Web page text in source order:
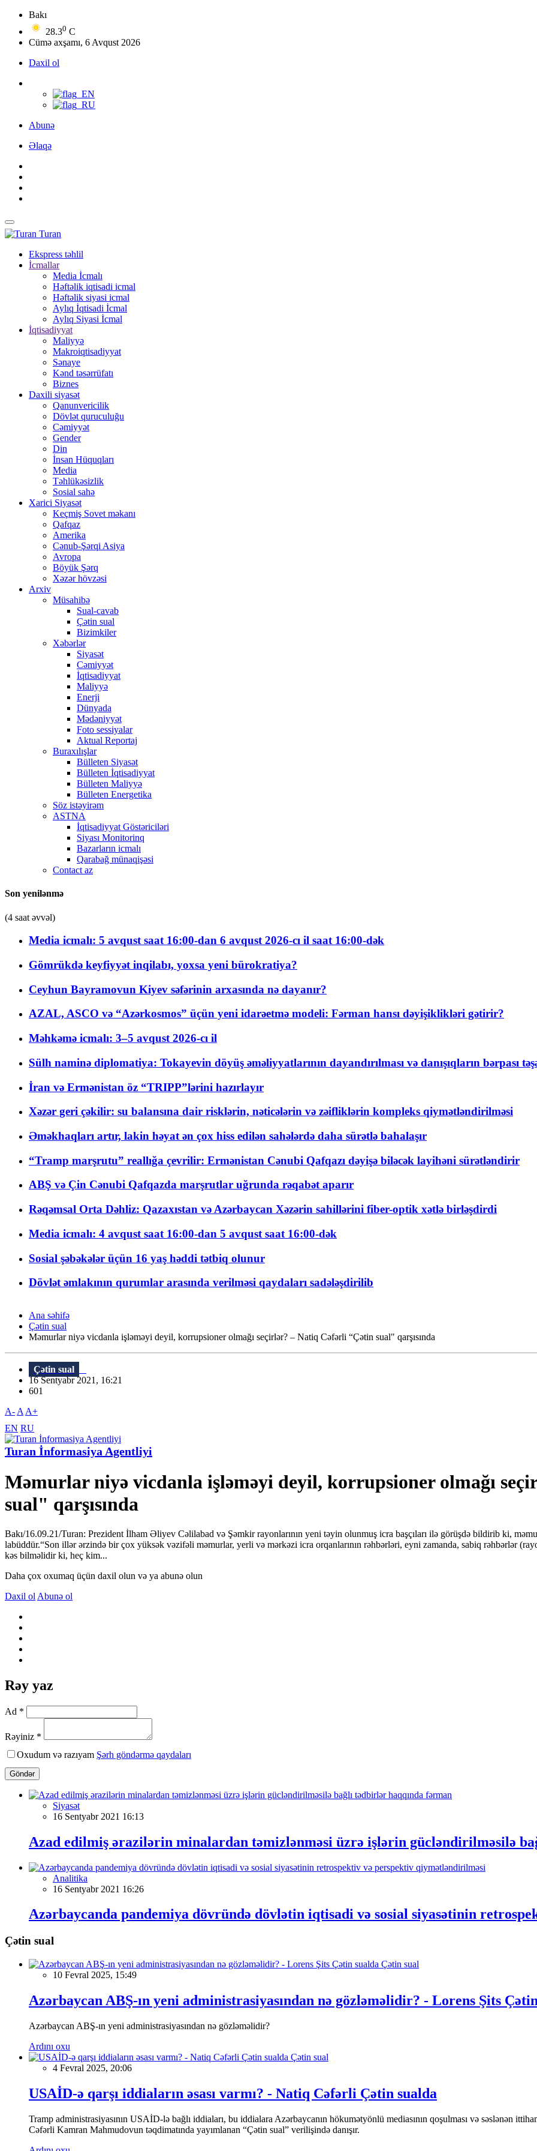
Bakı
28.30 C
Cümə axşamı, 6 Avqust 2026
Daxil ol
Abunə
Əlaqə
Turan
Ekspress təhlil
İcmallar
Media İcmalı
Həftəlik iqtisadi icmal
Həftəlik siyasi icmal
Aylıq İqtisadi İcmal
Aylıq Siyasi İcmal
İqtisadiyyat
Maliyyə
Makroiqtisadiyyat
Sənaye
Kənd təsərrüfatı
Biznes
Daxili siyasət
Qanunvericilik
Dövlət quruculuğu
Cəmiyyət
Gender
Din
İnsan Hüquqları
Media
Təhlükəsizlik
Sosial sahə
Xarici Siyasət
Keçmiş Sovet məkanı
Qafqaz
Amerika
Cənub-Şərqi Asiya
Avropa
Böyük Şərq
Xəzər hövzəsi
Arxiv
Müsahibə
Sual-cavab
Çətin sual
Bizimkiler
Xəbərlər
Siyasət
Cəmiyyət
İqtisadiyyat
Maliyyə
Enerji
Dünyada
Mədəniyyət
Foto sessiyalar
Aktual Reportaj
Buraxılışlar
Bülleten Siyasət
Bülleten İqtisadiyyat
Bülleten Maliyyə
Bülleten Energetika
Söz istəyirəm
ASTNA
İqtisadiyyat Göstəriciləri
Siyası Monitorinq
Bazarların icmalı
Qarabağ münaqişəsi
Contact az
Son yenilənmə
(4 saat əvvəl)
Media icmalı: 5 avqust saat 16:00-dan 6 avqust 2026-cı il saat 16:00-dək
Gömrükdə keyfiyyət inqilabı, yoxsa yeni bürokratiya?
Ceyhun Bayramovun Kiyev səfərinin arxasında nə dayanır?
AZAL, ASCO və “Azərkosmos” üçün yeni idarəetmə modeli: Fərman hansı dəyişiklikləri gətirir?
Məhkəmə icmalı: 3–5 avqust 2026-cı il
Sülh naminə diplomatiya: Tokayevin döyüş əməliyyatlarının dayandırılması və danışıqların bərpası
İran və Ermənistan öz “TRIPP”lərini hazırlayır
Xəzər geri çəkilir: su balansına dair risklərin, nəticələrin və zəifliklərin kompleks qiymətləndirilməsi
Əməkhaqları artır, lakin həyat ən çox hiss edilən sahələrdə daha sürətlə bahalaşır
“Tramp marşrutu” reallığa çevrilir: Ermənistan Cənubi Qafqazı dəyişə biləcək layihəni sürətləndirir
ABŞ və Çin Cənubi Qafqazda marşrutlar uğrunda rəqabət aparır
Rəqəmsal Orta Dəhliz: Qazaxıstan və Azərbaycan Xəzərin sahillərini fiber-optik xətlə birləşdirdi
Media icmalı: 4 avqust saat 16:00-dan 5 avqust saat 16:00-dək
Sosial şəbəkələr üçün 16 yaş həddi tətbiq olunur
Dövlət əmlakının qurumlar arasında verilməsi qaydaları sadələşdirilib
Ana səhifə
Çətin sual
Məmurlar niyə vicdanla işləməyi deyil, korrupsioner olmağı seçirlər? – Natiq Cəfərli “Çətin sual" qarşısında
Çətin sual
16 Sentyabr 2021, 16:21
601
A- A A+
EN RU
Turan İnformasiya Agentliyi
Məmurlar niyə vicdanla işləməyi deyil, korrupsioner olmağı
sual" qarşısında
Bakı/16.09.21/Turan: Prezident İlham Əliyev Cəlilabad və Şəmkir rayonlarının yeni təyin olunmuş icra başçıları ilə görüşdə bildirib ki,
labüddür.“Son illər ərzində bir çox yüksək vəzifəli məmurlar, yerli və mərkəzi icra orqanlarının rəhbərləri, eyni zamanda, sabiq rəhbərlər
kəs bilməlidir ki, heç kim...
Daha çox oxumaq üçün daxil olun və ya abunə olun
Daxil ol Abunə ol
Rəy yaz
Ad *
Rəyiniz *
Oxudum və razıyam Şərh göndərmə qaydaları
Göndər
Siyasət
16 Sentyabr 2021 16:13
Azad edilmiş ərazilərin minalardan təmizlənməsi üzrə işlərin gücləndirilməsilə
Analitika
16 Sentyabr 2021 16:26
Azərbaycanda pandemiya dövründə dövlətin iqtisadi və sosial siyasətinin
Çətin sual
Çətin sual
10 Fevral 2025, 15:49
Azərbaycan ABŞ-ın yeni administrasiyasından nə gözləməlidir? - Lorens Şits
Azərbaycan ABŞ-ın yeni administrasiyasından nə gözləməlidir?
Ardını oxu
Çətin sual
4 Fevral 2025, 20:06
USAİD-ə qarşı iddiaların əsası varmı? - Natiq Cəfərli Çətin sualda
Tramp administrasiyasının USAİD-lə bağlı iddiaları, bu iddialara Azərbaycanın hökumətyönlü mediasının qoşulması və səslənən
Cəfərli Kamran Mahmudovun təqdimatında yayımlanan “Çətin sual” verilişində danışır.